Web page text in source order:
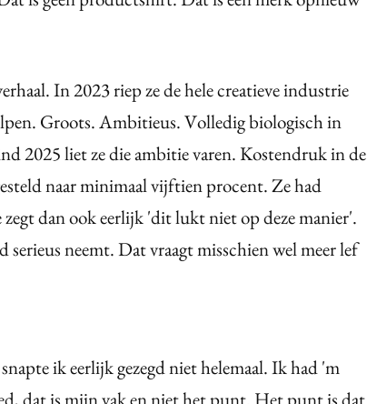
In 2023 riep ze de hele creatieve industrie
Groots. Ambitieus. Volledig biologisch in
2025 liet ze die ambitie varen. Kostendruk in de
naar minimaal vijftien procent. Ze had
zegt dan ook eerlijk 'dit lukt niet op deze manier'.
neemt. Dat vraagt misschien wel meer lef
snapte ik eerlijk gezegd niet helemaal. Ik had 'm
dat is mijn vak en niet het punt. Het punt is dat